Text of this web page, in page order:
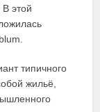
этой
типичного
жильё,